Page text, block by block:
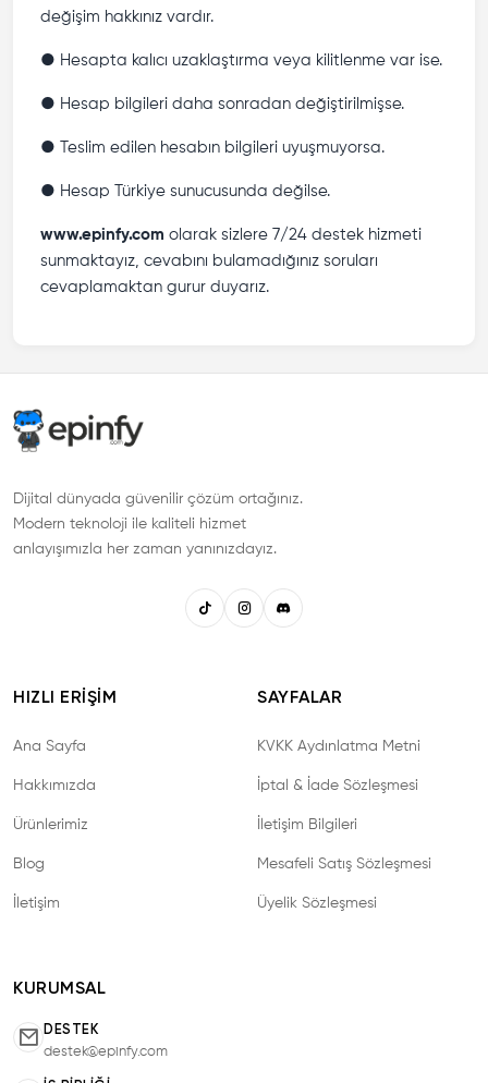
değişim hakkınız vardır.
● Hesapta kalıcı uzaklaştırma veya kilitlenme var ise.
● Hesap bilgileri daha sonradan değiştirilmişse.
● Teslim edilen hesabın bilgileri uyuşmuyorsa.
● Hesap Türkiye sunucusunda değilse.
www.epinfy.com olarak sizlere 7/24 destek hizmeti
sunmaktayız, cevabını bulamadığınız soruları
cevaplamaktan gurur duyarız.
Dijital dünyada güvenilir çözüm ortağınız.
Modern teknoloji ile kaliteli hizmet
anlayışımızla her zaman yanınızdayız.
HIZLI ERIŞIM
Ana Sayfa
Hakkımızda
Ürünlerimiz
Blog
İletişim
SAYFALAR
KVKK Aydınlatma Metni
İptal & İade Sözleşmesi
İletişim Bilgileri
Mesafeli Satış Sözleşmesi
Üyelik Sözleşmesi
KURUMSAL
DESTEK
destek@epinfy.com